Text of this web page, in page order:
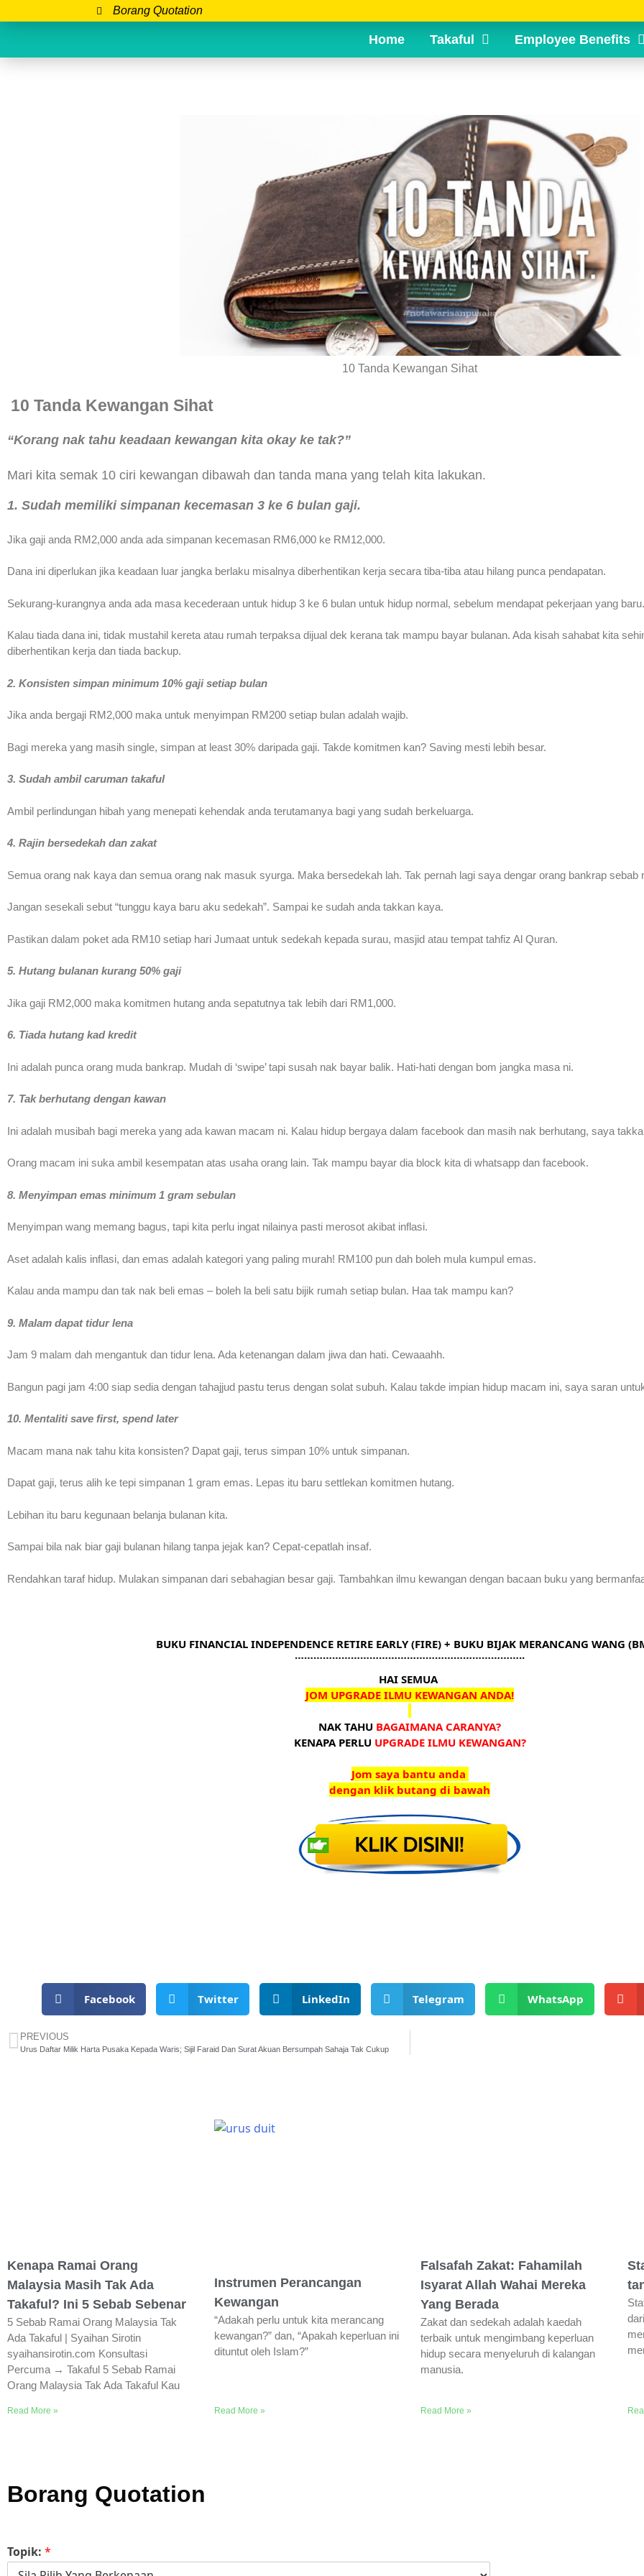
Borang Quotation
Home Takaful Employee Benefits
10 Tanda Kewangan Sihat
10 Tanda Kewangan Sihat
“Korang nak tahu keadaan kewangan kita okay ke tak?”
Mari kita semak 10 ciri kewangan dibawah dan tanda mana yang telah kita lakukan.
1. Sudah memiliki simpanan kecemasan 3 ke 6 bulan gaji.
Jika gaji anda RM2,000 anda ada simpanan kecemasan RM6,000 ke RM12,000.
Dana ini diperlukan jika keadaan luar jangka berlaku misalnya diberhentikan kerja secara tiba-tiba atau hilang punca pendapatan.
Sekurang-kurangnya anda ada masa kecederaan untuk hidup 3 ke 6 bulan untuk hidup normal, sebelum mendapat pekerjaan yang baru.
Kalau tiada dana ini, tidak mustahil kereta atau rumah terpaksa dijual dek kerana tak mampu bayar bulanan. Ada kisah sahabat kita
diberhentikan kerja dan tiada backup.
2. Konsisten simpan minimum 10% gaji setiap bulan
Jika anda bergaji RM2,000 maka untuk menyimpan RM200 setiap bulan adalah wajib.
Bagi mereka yang masih single, simpan at least 30% daripada gaji. Takde komitmen kan? Saving mesti lebih besar.
3. Sudah ambil caruman takaful
Ambil perlindungan hibah yang menepati kehendak anda terutamanya bagi yang sudah berkeluarga.
4. Rajin bersedekah dan zakat
Semua orang nak kaya dan semua orang nak masuk syurga. Maka bersedekah lah. Tak pernah lagi saya dengar orang bankrap sebab
Jangan sesekali sebut “tunggu kaya baru aku sedekah”. Sampai ke sudah anda takkan kaya.
Pastikan dalam poket ada RM10 setiap hari Jumaat untuk sedekah kepada surau, masjid atau tempat tahfiz Al Quran.
5. Hutang bulanan kurang 50% gaji
Jika gaji RM2,000 maka komitmen hutang anda sepatutnya tak lebih dari RM1,000.
6. Tiada hutang kad kredit
Ini adalah punca orang muda bankrap. Mudah di ‘swipe’ tapi susah nak bayar balik. Hati-hati dengan bom jangka masa ni.
7. Tak berhutang dengan kawan
Ini adalah musibah bagi mereka yang ada kawan macam ni. Kalau hidup bergaya dalam facebook dan masih nak berhutang, saya
Orang macam ini suka ambil kesempatan atas usaha orang lain. Tak mampu bayar dia block kita di whatsapp dan facebook.
8. Menyimpan emas minimum 1 gram sebulan
Menyimpan wang memang bagus, tapi kita perlu ingat nilainya pasti merosot akibat inflasi.
Aset adalah kalis inflasi, dan emas adalah kategori yang paling murah! RM100 pun dah boleh mula kumpul emas.
Kalau anda mampu dan tak nak beli emas – boleh la beli satu bijik rumah setiap bulan. Haa tak mampu kan?
9. Malam dapat tidur lena
Jam 9 malam dah mengantuk dan tidur lena. Ada ketenangan dalam jiwa dan hati. Cewaaahh.
Bangun pagi jam 4:00 siap sedia dengan tahajjud pastu terus dengan solat subuh. Kalau takde impian hidup macam ini, saya saran
10. Mentaliti save first, spend later
Macam mana nak tahu kita konsisten? Dapat gaji, terus simpan 10% untuk simpanan.
Dapat gaji, terus alih ke tepi simpanan 1 gram emas. Lepas itu baru settlekan komitmen hutang.
Lebihan itu baru kegunaan belanja bulanan kita.
Sampai bila nak biar gaji bulanan hilang tanpa jejak kan? Cepat-cepatlah insaf.
Rendahkan taraf hidup. Mulakan simpanan dari sebahagian besar gaji. Tambahkan ilmu kewangan dengan bacaan buku yang
BUKU FINANCIAL INDEPENDENCE RETIRE EARLY (FIRE) + BUKU BIJAK MERANCANG WANG
………………………………………………………………..
HAI SEMUA
JOM UPGRADE ILMU KEWANGAN ANDA!
NAK TAHU BAGAIMANA CARANYA?
KENAPA PERLU UPGRADE ILMU KEWANGAN?
Jom saya bantu anda
dengan klik butang di bawah
Facebook Twitter LinkedIn Telegram WhatsApp
PREVIOUS
Urus Daftar Milik Harta Pusaka Kepada Waris; Sijil Faraid Dan Surat Akuan Bersumpah Sahaja Tak Cukup
Kenapa Ramai Orang
Malaysia Masih Tak Ada
Takaful? Ini 5 Sebab Sebenar
5 Sebab Ramai Orang Malaysia Tak
Ada Takaful | Syaihan Sirotin
syaihansirotin.com Konsultasi
Percuma → Takaful 5 Sebab Ramai
Orang Malaysia Tak Ada Takaful Kau
Read More »
Instrumen Perancangan
Kewangan
“Adakah perlu untuk kita merancang
kewangan?” dan, “Apakah keperluan ini
dituntut oleh Islam?”
Read More »
Falsafah Zakat: Fahamilah
Isyarat Allah Wahai Mereka
Yang Berada
Zakat dan sedekah adalah kaedah
terbaik untuk mengimbang keperluan
hidup secara menyeluruh di kalangan
manusia.
Read More »
Borang Quotation
Topik: *